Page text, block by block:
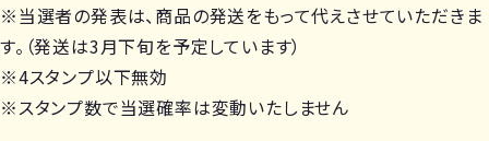
※当選者の発表は、商品の発送をもって代えさせていただきま
す。（発送は3月下旬を予定しています）
※4スタンプ以下無効
※スタンプ数で当選確率は変動いたしません